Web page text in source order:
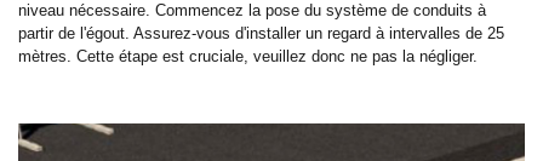
niveau nécessaire. Commencez la pose du système de conduits à
partir de l'égout. Assurez-vous d'installer un regard à intervalles de 25
mètres. Cette étape est cruciale, veuillez donc ne pas la négliger.